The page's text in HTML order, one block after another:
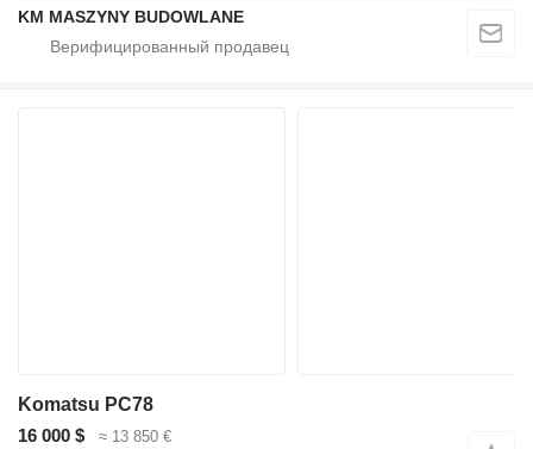
KM MASZYNY BUDOWLANE
Komatsu PC78
16 000 $
≈ 13 850 €